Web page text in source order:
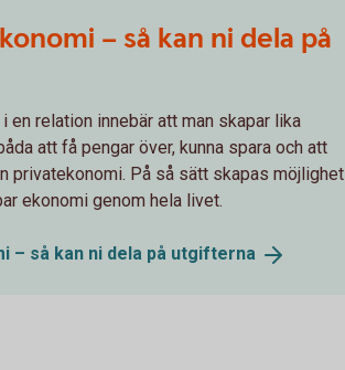
– så kan ni dela på
en relation innebär att man skapar lika
att få pengar över, kunna spara och att
privatekonomi. På så sätt skapas möjlighet
ekonomi genom hela livet.
– så kan ni dela på utgifterna